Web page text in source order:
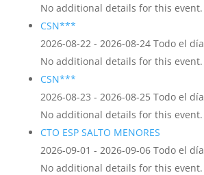
No additional details for this event.
CSN***
2026-08-22 - 2026-08-24 Todo el día
No additional details for this event.
CSN***
2026-08-23 - 2026-08-25 Todo el día
No additional details for this event.
CTO ESP SALTO MENORES
2026-09-01 - 2026-09-06 Todo el día
No additional details for this event.